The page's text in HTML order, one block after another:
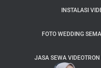
INSTALASI
FOTO WEDDING
JASA SEWA